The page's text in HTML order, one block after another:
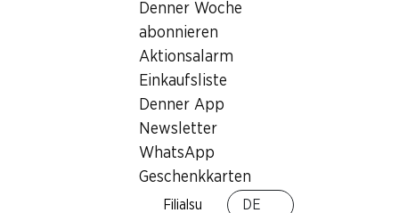
Denner Woche
abonnieren
Aktionsalarm
Einkaufsliste
Denner App
Newsletter
WhatsApp
Geschenkkarten
Filialsu
DE
Erdbeere, Waldbeeren, Himbeere, 6
2.95
Denner Joghurt
Aprikose, Ananas, Heidelbeere, 6 x
200 g